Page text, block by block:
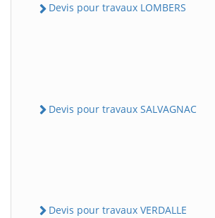
Devis pour travaux LOMBERS
Devis pour travaux SALVAGNAC
Devis pour travaux VERDALLE